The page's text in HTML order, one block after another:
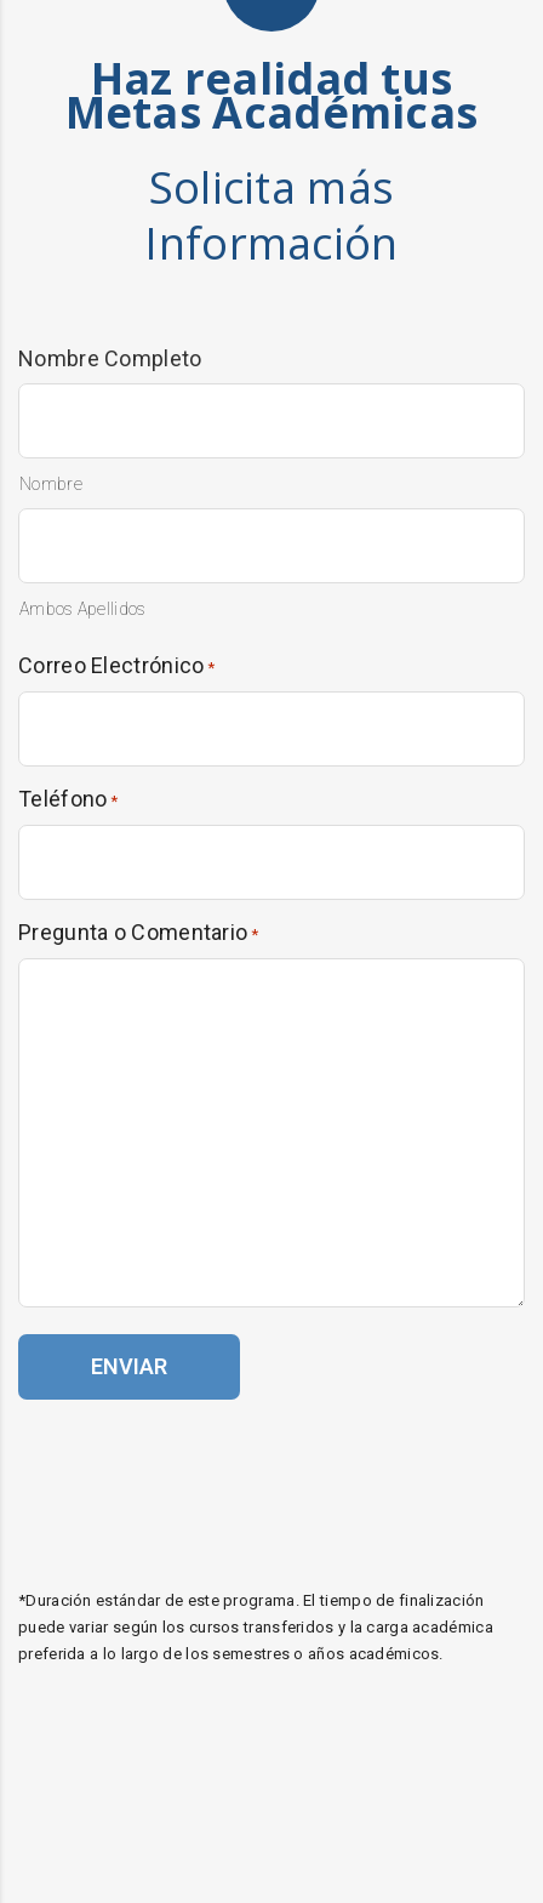
Haz realidad tus
Metas Académicas
Solicita más
Información
Nombre Completo
Nombre
Ambos Apellidos
Correo Electrónico *
Teléfono *
Pregunta o Comentario *
ENVIAR
*Duración estándar de este programa. El tiempo de finalización
puede variar según los cursos transferidos y la carga académica
preferida a lo largo de los semestres o años académicos.